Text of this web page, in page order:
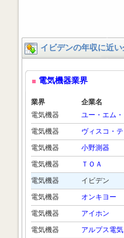
イビデンの年収に近い
電気機器業界
業界 企業名
電気機器
ユー・エム
電気機器
ヴィスコ・
電気機器
小野測器
電気機器
ＴＯＡ
電気機器
イビデン
電気機器
オンキヨー
電気機器
アイホン
電気機器
アルプス電気